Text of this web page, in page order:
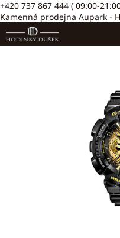
Přejít
na
+420 737 867 444 ( 09:00-
Kamenná prodejna Aupark -
K
o
š
í
Zpět
Zpět